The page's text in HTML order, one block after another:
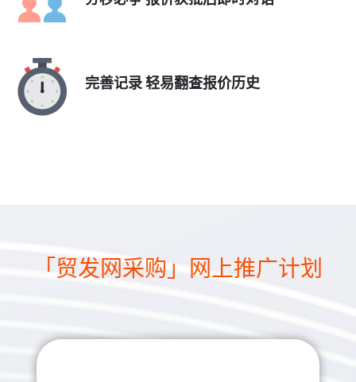
完善记录 轻易翻查报价历史
「贸发网采购」网上推广计划